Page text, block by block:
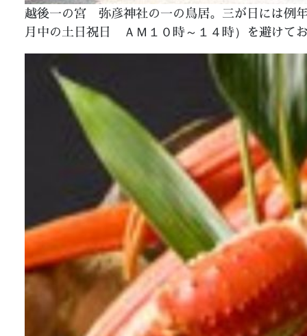
越後一の宮 弥彦神社の一の鳥居。三が日には例
月中の土日祝日 ＡＭ１０時～１４時）を避けて